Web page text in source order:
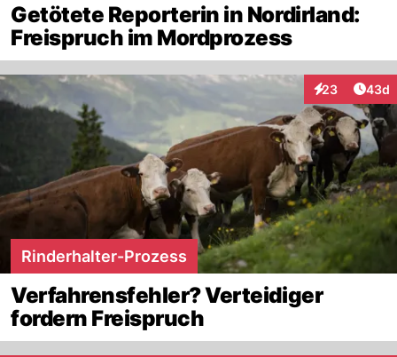
Getötete Reporterin in Nordirland:
Freispruch im Mordprozess
23
Interaktionen
43d
Rinderhalter-Prozess
Verfahrensfehler? Verteidiger
fordern Freispruch